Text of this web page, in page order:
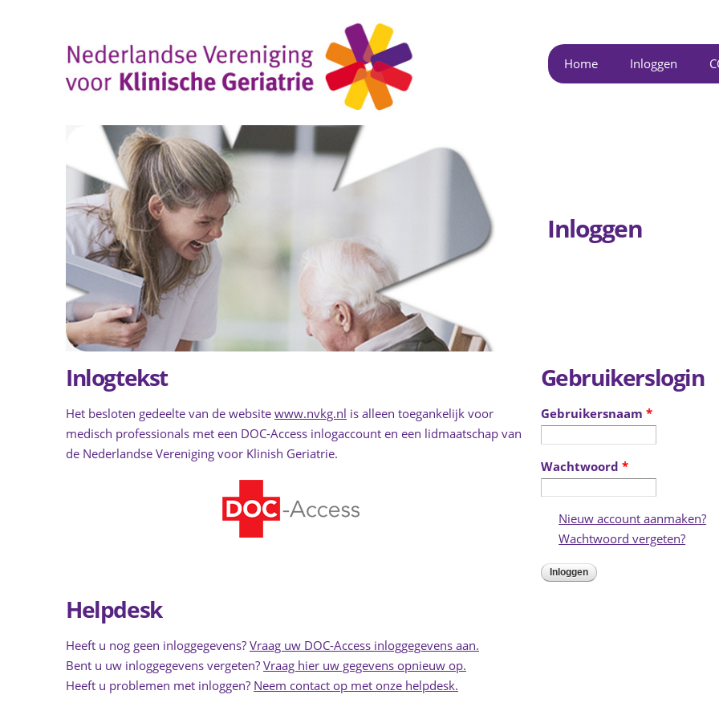
Home Inloggen
Inloggen
Inlogtekst
Het besloten gedeelte van de website www.nvkg.nl is alleen toegankelijk voor
medisch professionals met een DOC-Access inlogaccount en een lidmaatschap van
de Nederlandse Vereniging voor Klinish Geriatrie.
Gebruikerslogin
Gebruikersnaam *
Wachtwoord *
Nieuw account aanmaken?
Wachtwoord vergeten?
Helpdesk
Heeft u nog geen inloggegevens? Vraag uw DOC-Access inloggegevens aan.
Bent u uw inloggegevens vergeten? Vraag hier uw gegevens opnieuw op.
Heeft u problemen met inloggen? Neem contact op met onze helpdesk.